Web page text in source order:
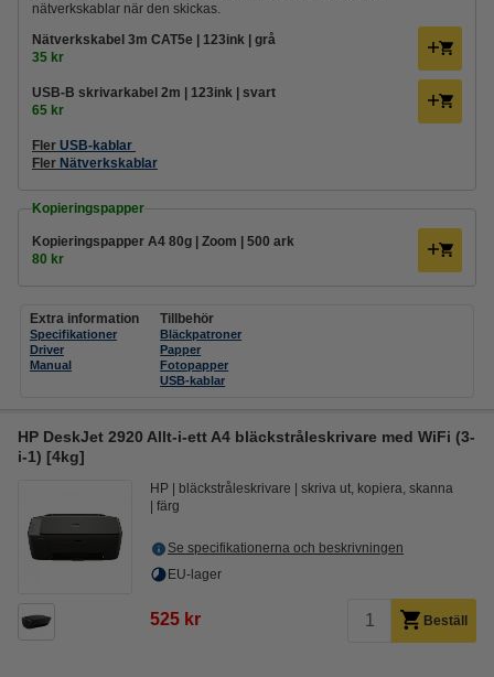
nätverkskablar när den skickas.
Nätverkskabel 3m CAT5e | 123ink | grå
35 kr
USB-B skrivarkabel 2m | 123ink | svart
65 kr
Fler USB-kablar
Fler Nätverkskablar
Kopieringspapper
Kopieringspapper A4 80g | Zoom | 500 ark
80 kr
Extra information
Specifikationer
Driver
Manual
Tillbehör
Bläckpatroner
Papper
Fotopapper
USB-kablar
HP DeskJet 2920 Allt-i-ett A4 bläckstråleskrivare med WiFi (3-
i-1) [4kg]
HP bläckstråleskrivare
skriva ut, kopiera, skanna
färg
Se specifikationerna och beskrivningen
EU-lager
525 kr Beställ